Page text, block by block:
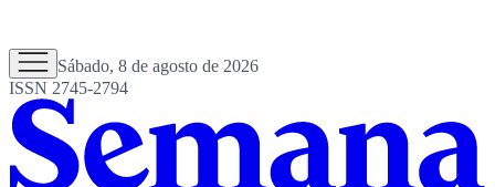
Sábado, 8 de agosto de 2026
ISSN 2745-2794